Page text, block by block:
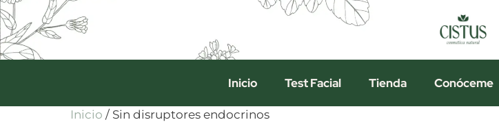
Inicio Test Facial Tienda Conóceme
Inicio / Sin disruptores endocrinos